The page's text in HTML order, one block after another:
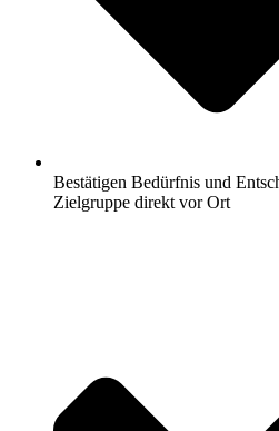
Bestätigen Bedürfnis und
Zielgruppe direkt vor Ort